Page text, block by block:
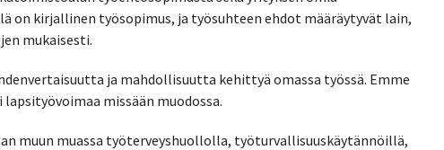
kirjallinen työsopimus, ja työsuhteen ehdot määräytyvät lain,
mukaisesti.
ja mahdollisuutta kehittyä omassa työssä. Emme
missään muodossa.
muun muassa työterveyshuollolla, työturvallisuuskäytännöillä,